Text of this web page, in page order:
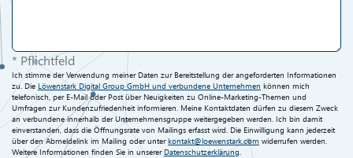
* Pflichtfeld
Ich stimme der Verwendung meiner Daten zur Bereitstellung der angeforderten Informationen
zu. Die Löwenstark Digital Group GmbH und verbundene Unternehmen können mich
telefonisch, per E-Mail oder Post über Neuigkeiten zu Online-Marketing-Themen und
Umfragen zur Kundenzufriedenheit informieren. Meine Kontaktdaten dürfen zu diesem Zweck
an verbundene innerhalb der Unternehmensgruppe weitergegeben werden. Ich bin damit
einverstanden, dass die Öffnungsrate von Mailings erfasst wird. Die Einwilligung kann jederzeit
über den Abmeldelink im Mailing oder unterkontakt@loewenstark.com widerrufen werden.
Weitere Informationen finden Sie in unserer Datenschutzerklärung